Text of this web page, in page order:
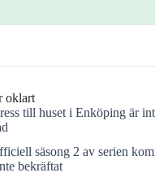
oklart
till huset i Enköping är
säsong 2 av serien
bekräftat